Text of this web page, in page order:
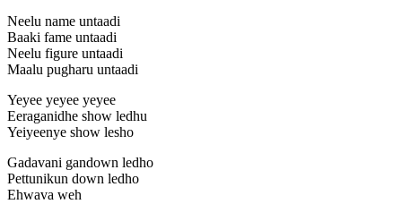
Neelu name untaadi
Baaki fame untaadi
Neelu figure untaadi
Maalu pugharu untaadi
Yeyee yeyee yeyee
Eeraganidhe show ledhu
Yeiyeenye show lesho
Gadavani gandown ledho
Pettunikun down ledho
Ehwava weh